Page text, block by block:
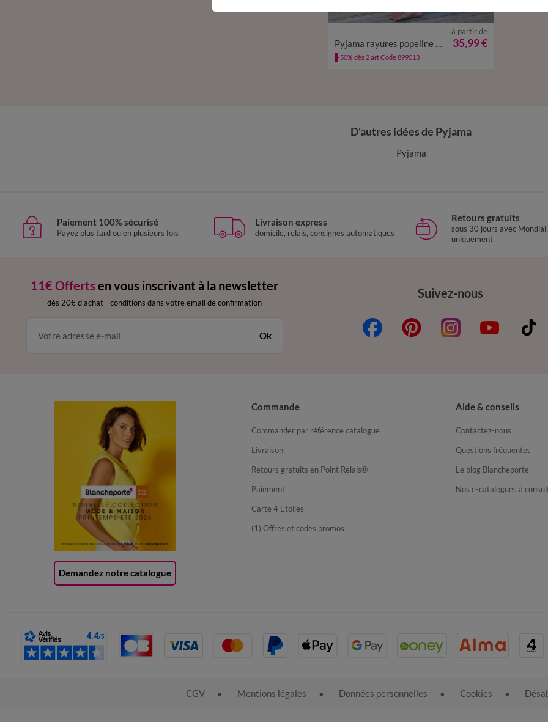
4XL
Pyjama rayures popeline coton
à partir de
35,99 €
-50% dès 2 art Code 899013
D'autres idées de Pyjama
Pyjama
Paiement 100% sécurisé
Payez plus tard ou en plusieurs fois
Livraison express
domicile, relais, consignes automatiques
Retours gratuits
sous 30 jours avec Mondial
uniquement
11€ Offerts en vous inscrivant à la newsletter
dès 20€ d’achat - conditions dans votre email de confirmation
Ok
Suivez-nous
Demandez notre catalogue
Commande
Commander par référence catalogue
Livraison
Retours gratuits en Point Relais®
Paiement
Carte 4 Etoiles
(1) Offres et codes promos
Aide & conseils
Contactez-nous
Questions fréquentes
Le blog Blancheporte
Nos e-catalogues à
CGV Mentions légales Données personnelles Cookies